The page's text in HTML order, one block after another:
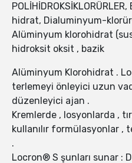
hidrat, Dialuminyum-
Alüminyum klorohidrat
hidroksit oksit , bazik
Alüminyum Klorohidrat .
terlemeyi önleyici uzun
düzenleyici ajan .
Kremlerde , losyonlarda ,
kullanılır formülasyonlar ,
.
Locron® S şunları sunar :